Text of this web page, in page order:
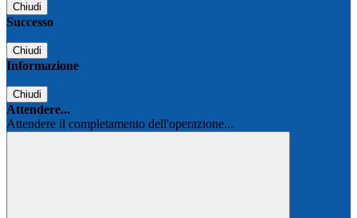
Chiudi
Successo
Chiudi
Informazione
Chiudi
Attendere...
Attendere il completamento dell'operazione...